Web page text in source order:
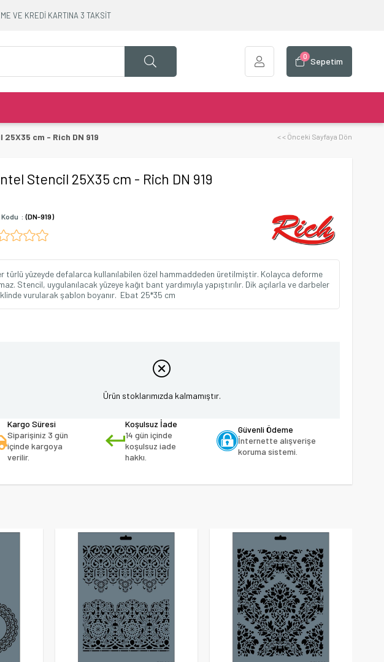
VE KREDİ KARTINA 3 TAKSİT
Sepetim
0
cm - Rich DN 919 < < Önceki Sayfaya Dön
Stencil 25X35 cm - Rich DN 919
(DN-919)
türlü yüzeyde defalarca kullanılabilen özel hammaddeden üretilmiştir. Kolayca deforme
Stencil, uygulanılacak yüzeye kağıt bant yardımıyla yapıştırılır. Dik açılarla ve darbeler
vurularak şablon boyanır. Ebat 25*35 cm
Ürün stoklarımızda kalmamıştır.
Kargo Süresi
Siparişiniz 3 gün
içinde kargoya
verilir.
Koşulsuz İade
14 gün içinde
koşulsuz iade
hakkı.
Güvenli Ödeme
İnternette alışverişe
koruma sistemi.